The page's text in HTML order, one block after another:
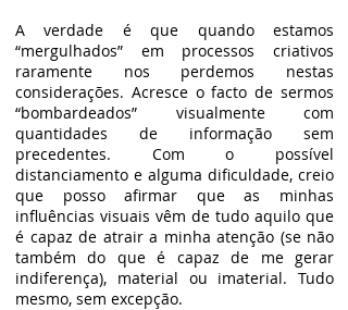
A verdade é que quando estamos
“mergulhados” em processos criativos
raramente nos perdemos nestas
considerações. Acresce o facto de sermos
“bombardeados” visualmente com
quantidades de informação sem
precedentes. Com o possível
distanciamento e alguma dificuldade, creio
que posso afirmar que as minhas
influências visuais vêm de tudo aquilo que
é capaz de atrair a minha atenção (se não
também do que é capaz de me gerar
indiferença), material ou imaterial. Tudo
mesmo, sem excepção.